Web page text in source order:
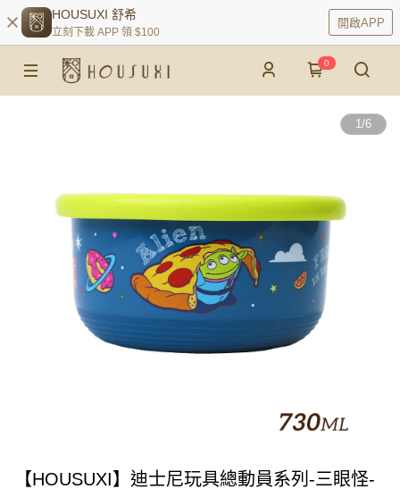
HOUSUXI 舒希
立刻下載 APP 領 $100
開啟APP
0
1/6
【HOUSUXI】迪士尼玩具總動員系列-三眼怪-